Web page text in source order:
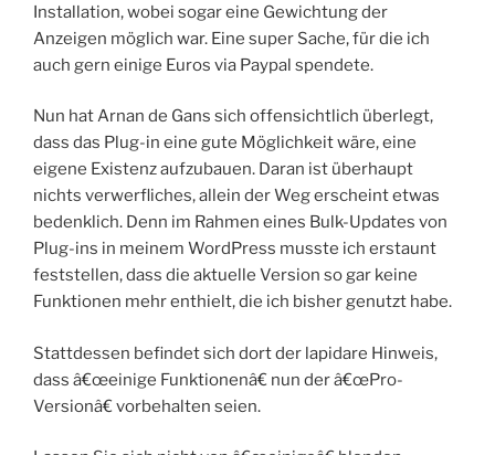
Installation, wobei sogar eine Gewichtung der
Anzeigen möglich war. Eine super Sache, für die ich
auch gern einige Euros via Paypal spendete.
Nun hat Arnan de Gans sich offensichtlich überlegt,
dass das Plug-in eine gute Möglichkeit wäre, eine
eigene Existenz aufzubauen. Daran ist überhaupt
nichts verwerfliches, allein der Weg erscheint etwas
bedenklich. Denn im Rahmen eines Bulk-Updates von
Plug-ins in meinem WordPress musste ich erstaunt
feststellen, dass die aktuelle Version so gar keine
Funktionen mehr enthielt, die ich bisher genutzt habe.
Stattdessen befindet sich dort der lapidare Hinweis,
dass â€œeinige Funktionenâ€ nun der â€œPro-
Versionâ€ vorbehalten seien.